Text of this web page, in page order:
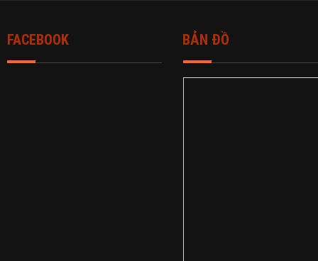
FACEBOOK BẢN ĐỒ